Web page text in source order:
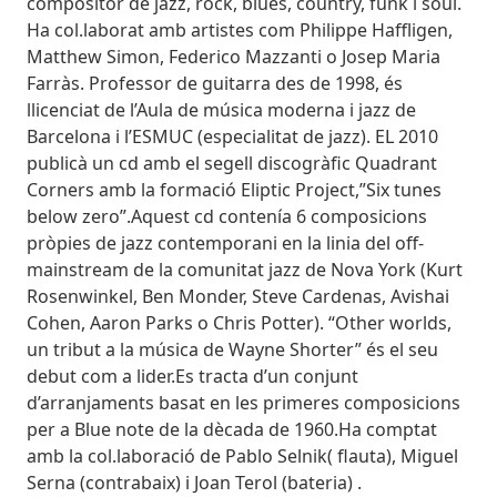
Ha col.laborat amb artistes com Philippe Haffligen,
Matthew Simon, Federico Mazzanti o Josep Maria
Farràs. Professor de guitarra des de 1998, és
llicenciat de l’Aula de música moderna i jazz de
Barcelona i l’ESMUC (especialitat de jazz). EL 2010
publicà un cd amb el segell discogràfic Quadrant
Corners amb la formació Eliptic Project,”Six tunes
below zero”.Aquest cd contenía 6 composicions
pròpies de jazz contemporani en la linia del off-
mainstream de la comunitat jazz de Nova York (Kurt
Rosenwinkel, Ben Monder, Steve Cardenas, Avishai
Cohen, Aaron Parks o Chris Potter). “Other worlds,
un tribut a la música de Wayne Shorter” és el seu
debut com a lider.Es tracta d’un conjunt
d’arranjaments basat en les primeres composicions
per a Blue note de la dècada de 1960.Ha comptat
amb la col.laboració de Pablo Selnik( flauta), Miguel
Serna (contrabaix) i Joan Terol (bateria) .